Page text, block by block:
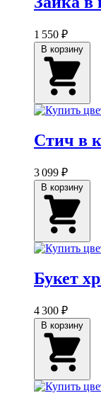
1 550 ₽
Стич в
3 099 ₽
Букет
4 300 ₽